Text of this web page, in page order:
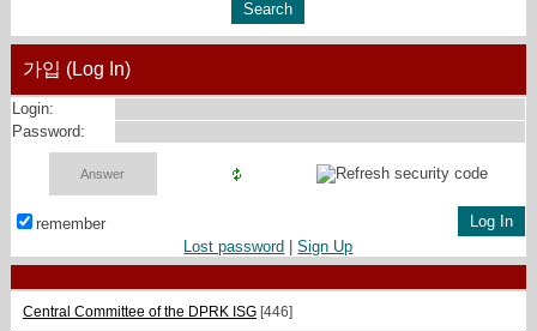
가입 (Log In)
Login:
Password:
remember
Lost password |Sign Up
Central Committee of the DPRK ISG [446]